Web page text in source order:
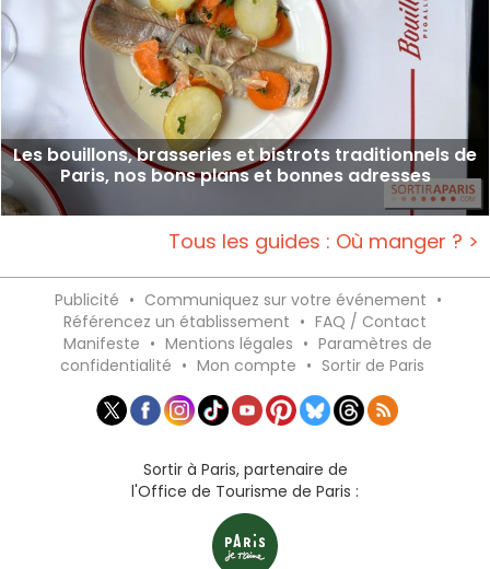
Les bouillons, brasseries et bistrots traditionnels de
Paris, nos bons plans et bonnes adresses
Tous les guides : Où manger ? >
Publicité • Communiquez sur votre événement •
Référencez un établissement • FAQ / Contact
Manifeste • Mentions légales • Paramètres de
confidentialité • Mon compte • Sortir de Paris
Sortir à Paris, partenaire de
l'Office de Tourisme de Paris :